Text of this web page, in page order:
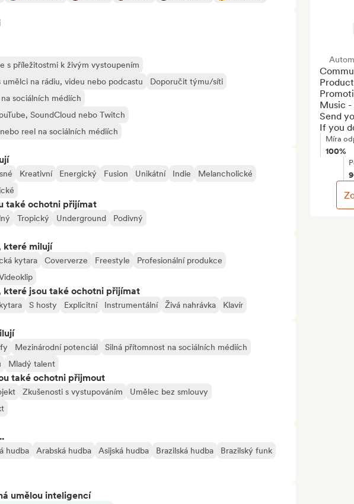
s příležitostmi k živým vystoupením
na rádiu, videu nebo podcastu
Doporučit týmu/síti
sociálních médiích
SoundCloud nebo Twitch
reel na sociálních médiích
Kreativní Energický Fusion Unikátní Indie
Melancholické
také ochotni přijímat
Tropický Underground Podivný
které milují
kytara Coververze Freestyle
Profesionální produkce
které jsou také ochotni přijímat
S hosty Explicitní Instrumentální Živá nahrávka Klavír
Mezinárodní potenciál
Silná přítomnost na sociálních médiích
Mladý talent
také ochotni přijmout
Zkušenosti s vystupováním
Umělec bez smlouvy
hudba Arabská hudba Asijská hudba Brazilská hudba
Brazilský funk
umělou inteligencí
Music
Send
If you
Míra
100%